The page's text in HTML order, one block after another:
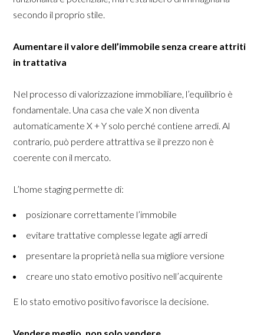
secondo il proprio stile.
Aumentare il valore dell’immobile senza creare attriti
in trattativa
Nel processo di valorizzazione immobiliare, l’equilibrio è
fondamentale. Una casa che vale X non diventa
automaticamente X + Y solo perché contiene arredi. Al
contrario, può perdere attrattiva se il prezzo non è
coerente con il mercato.
L’home staging permette di:
posizionare correttamente l’immobile
evitare trattative complesse legate agli arredi
presentare la proprietà nella sua migliore versione
creare uno stato emotivo positivo nell’acquirente
E lo stato emotivo positivo favorisce la decisione.